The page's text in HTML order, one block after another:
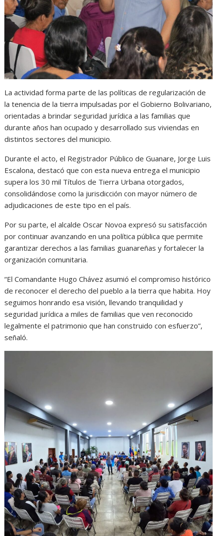
La actividad forma parte de las políticas de regularización de
la tenencia de la tierra impulsadas por el Gobierno Bolivariano,
orientadas a brindar seguridad jurídica a las familias que
durante años han ocupado y desarrollado sus viviendas en
distintos sectores del municipio.
Durante el acto, el Registrador Público de Guanare, Jorge Luis
Escalona, destacó que con esta nueva entrega el municipio
supera los 30 mil Títulos de Tierra Urbana otorgados,
consolidándose como la jurisdicción con mayor número de
adjudicaciones de este tipo en el país.
Por su parte, el alcalde Oscar Novoa expresó su satisfacción
por continuar avanzando en una política pública que permite
garantizar derechos a las familias guanareñas y fortalecer la
organización comunitaria.
“El Comandante Hugo Chávez asumió el compromiso histórico
de reconocer el derecho del pueblo a la tierra que habita. Hoy
seguimos honrando esa visión, llevando tranquilidad y
seguridad jurídica a miles de familias que ven reconocido
legalmente el patrimonio que han construido con esfuerzo”,
señaló.